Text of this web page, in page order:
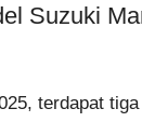
Suzuki
terdapat